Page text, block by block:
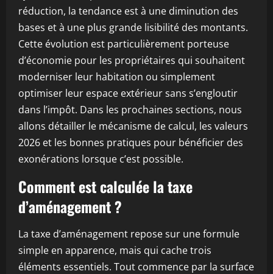
réduction, la tendance est à une diminution des
bases et à une plus grande lisibilité des montants.
Cette évolution est particulièrement porteuse
d’économie pour les propriétaires qui souhaitent
moderniser leur habitation ou simplement
optimiser leur espace extérieur sans s’engloutir
dans l’impôt. Dans les prochaines sections, nous
allons détailler le mécanisme de calcul, les valeurs
2026 et les bonnes pratiques pour bénéficier des
exonérations lorsque c’est possible.
Comment est calculée la taxe
d’aménagement ?
La taxe d’aménagement repose sur une formule
simple en apparence, mais qui cache trois
éléments essentiels. Tout commence par la surface